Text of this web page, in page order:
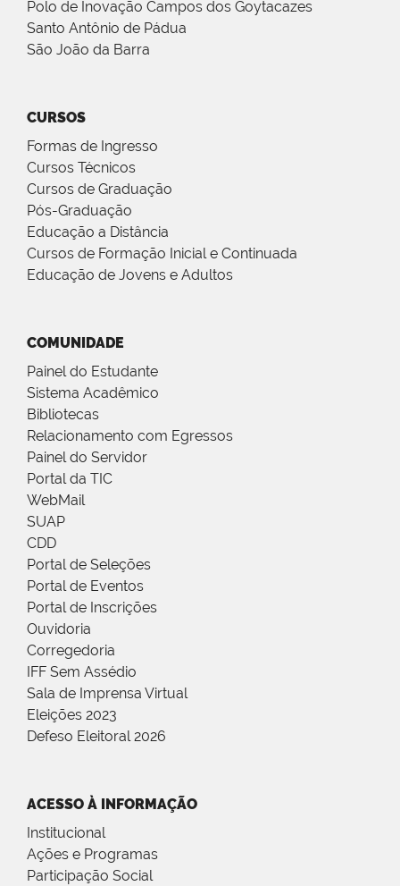
Polo de Inovação Campos dos Goytacazes
Santo Antônio de Pádua
São João da Barra
CURSOS
Formas de Ingresso
Cursos Técnicos
Cursos de Graduação
Pós-Graduação
Educação a Distância
Cursos de Formação Inicial e Continuada
Educação de Jovens e Adultos
COMUNIDADE
Painel do Estudante
Sistema Acadêmico
Bibliotecas
Relacionamento com Egressos
Painel do Servidor
Portal da TIC
WebMail
SUAP
CDD
Portal de Seleções
Portal de Eventos
Portal de Inscrições
Ouvidoria
Corregedoria
IFF Sem Assédio
Sala de Imprensa Virtual
Eleições 2023
Defeso Eleitoral 2026
ACESSO À INFORMAÇÃO
Institucional
Ações e Programas
Participação Social